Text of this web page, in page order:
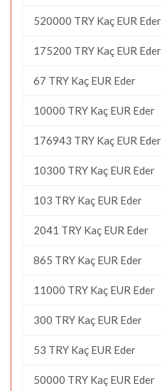
520000 TRY Kaç EUR Eder
175200 TRY Kaç EUR Eder
67 TRY Kaç EUR Eder
10000 TRY Kaç EUR Eder
176943 TRY Kaç EUR Eder
10300 TRY Kaç EUR Eder
103 TRY Kaç EUR Eder
2041 TRY Kaç EUR Eder
865 TRY Kaç EUR Eder
11000 TRY Kaç EUR Eder
300 TRY Kaç EUR Eder
53 TRY Kaç EUR Eder
50000 TRY Kaç EUR Eder